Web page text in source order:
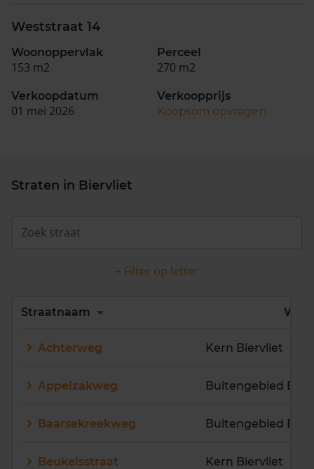
Weststraat 14
Woonoppervlak
153 m2
Perceel
270 m2
Verkoopdatum
01 mei 2026
Verkoopprijs
Koopsom opvragen
Straten in Biervliet
+ Filter op letter
Alles
Q
R U
V
Straatnaam Wijk
Achterweg Kern Biervliet
Appelzakweg Buitengebied
Baarsekreekweg Buitengebied
Beukelsstraat Kern Biervliet